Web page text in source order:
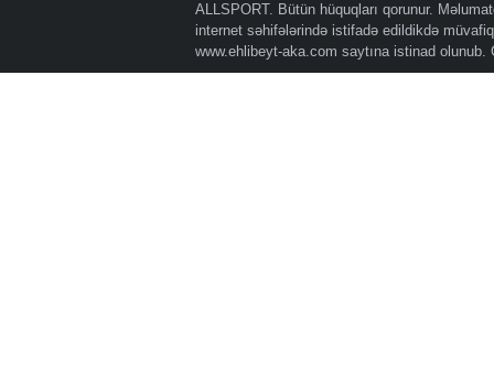
ALLSPORT. Bütün hüquqları qorunur.
internet səhifələrində istifadə edildikdə
www.ehlibeyt-aka.com saytına istinad olunub.